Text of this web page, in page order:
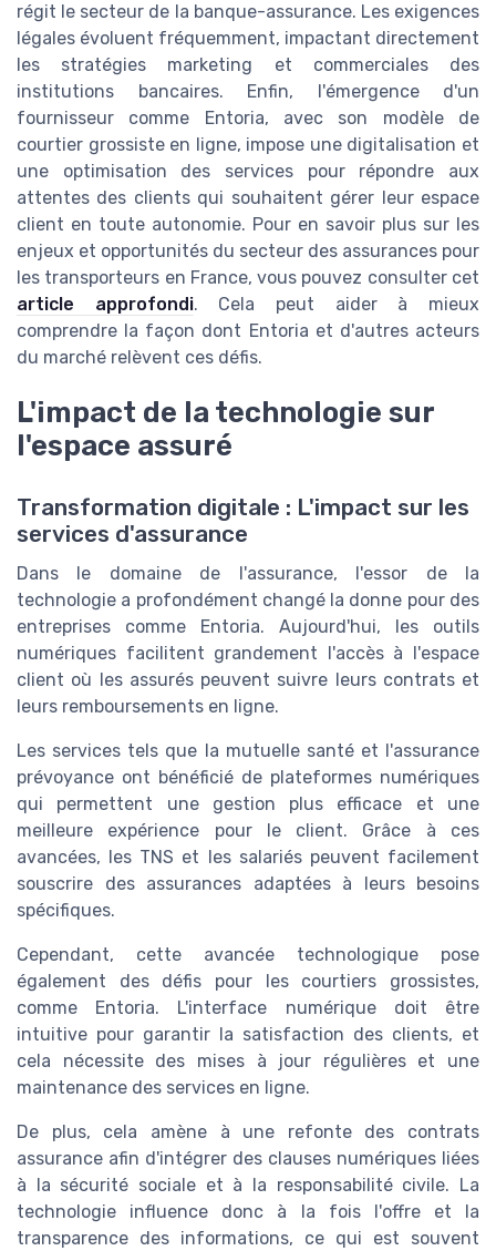
régit le secteur de la banque-assurance. Les exigences
légales évoluent fréquemment, impactant directement
les stratégies marketing et commerciales des
institutions bancaires. Enfin, l'émergence d'un
fournisseur comme Entoria, avec son modèle de
courtier grossiste en ligne, impose une digitalisation et
une optimisation des services pour répondre aux
attentes des clients qui souhaitent gérer leur espace
client en toute autonomie. Pour en savoir plus sur les
enjeux et opportunités du secteur des assurances pour
les transporteurs en France, vous pouvez consulter cet
article approfondi. Cela peut aider à mieux
comprendre la façon dont Entoria et d'autres acteurs
du marché relèvent ces défis.
L'impact de la technologie sur
l'espace assuré
Transformation digitale : L'impact sur les
services d'assurance
Dans le domaine de l'assurance, l'essor de la
technologie a profondément changé la donne pour des
entreprises comme Entoria. Aujourd'hui, les outils
numériques facilitent grandement l'accès à l'espace
client où les assurés peuvent suivre leurs contratset
leurs remboursements en ligne.
Les services tels que la mutuelle santéet l'assurance
prévoyance ont bénéficié de plateformes numériques
qui permettent une gestion plus efficace et une
meilleure expérience pour le client. Grâce à ces
avancées, les TNS et les salariéspeuvent facilement
souscrire des assurances adaptées à leurs besoins
spécifiques.
Cependant, cette avancée technologique pose
également des défis pour les courtiers grossistes,
comme Entoria. L'interface numérique doit être
intuitive pour garantir la satisfaction des clients, et
cela nécessite des mises à jour régulières et une
maintenance des services en ligne.
De plus, cela amène à une refonte des contrats
assurance afin d'intégrer des clauses numériques liées
à la sécurité sociale et à la responsabilité civile. La
technologie influence donc à la fois l'offre et la
transparence des informations, ce qui est souvent